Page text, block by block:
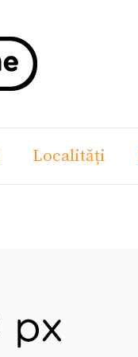
Localități